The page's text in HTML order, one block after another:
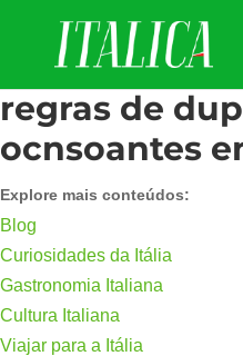
regras de
ocnsoantes
Explore mais conteúdos:
Blog
Curiosidades da Itália
Gastronomia Italiana
Cultura Italiana
Viajar para a Itália